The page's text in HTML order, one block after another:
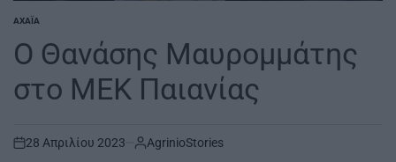
POSTED
ΑΧΑΪ́Α
Ο Θανάσης Μαυρομμάτης
στο ΜΕΚ Παιανίας
on
28 Απριλίου 2023 AgrinioStories